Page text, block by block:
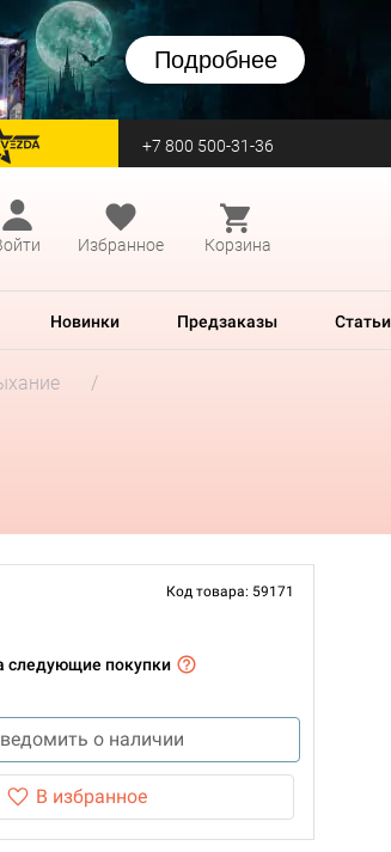
Подробнее
перейти на Zvezda +7 800 500-31-36
Избранное Корзина
Новинки Предзаказы Статьи
Код товара: 59171
следующие покупки
о наличии
В избранное